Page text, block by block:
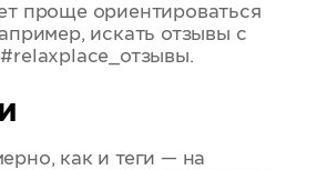
проще ориентироваться
искать отзывы с
как и теги — на